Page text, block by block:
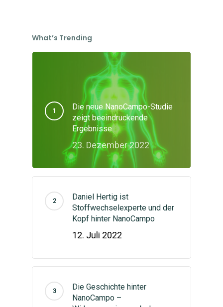
What’s Trending
Die neue NanoCampo-Studie
zeigt beeindruckende
Ergebnisse
23. Dezember 2022
Daniel Hertig ist
Stoffwechselexperte und der
Kopf hinter NanoCampo
12. Juli 2022
Die Geschichte hinter
NanoCampo –